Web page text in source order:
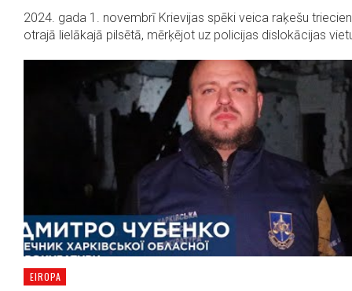
2024. gada 1. novembrī Krievijas spēki veica raķešu
otrajā lielākajā pilsētā, mērķējot uz policijas dislokācijas
EIROPA